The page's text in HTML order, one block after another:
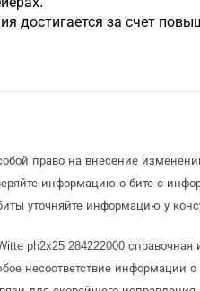
достигается за счет
право на внесение
информацию о бите с
уточняйте информацию у
ph2x25 284222000
несоответствие информации